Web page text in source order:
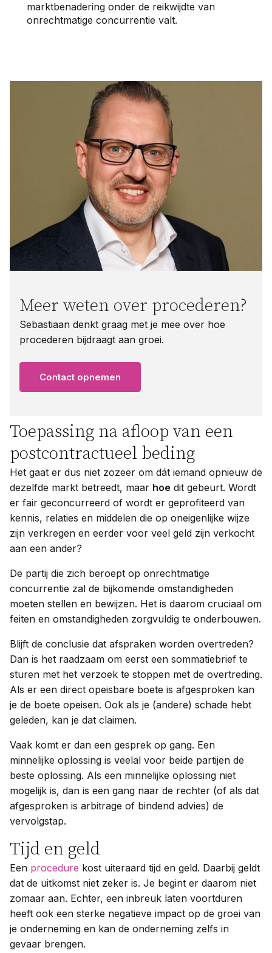
marktbenadering onder de reikwijdte van
onrechtmatige concurrentie valt.
Meer weten over procederen?
Sebastiaan denkt graag met je mee over hoe
procederen bijdraagt aan groei.
Contact opnemen
Toepassing na afloop van een
postcontractueel beding
Het gaat er dus niet zozeer om dát iemand opnieuw de
dezelfde markt betreedt, maar hoe dit gebeurt. Wordt
er fair geconcurreerd of wordt er geprofiteerd van
kennis, relaties en middelen die op oneigenlijke wijze
zijn verkregen en eerder voor veel geld zijn verkocht
aan een ander?
De partij die zich beroept op onrechtmatige
concurrentie zal de bijkomende omstandigheden
moeten stellen en bewijzen. Het is daarom cruciaal om
feiten en omstandigheden zorgvuldig te onderbouwen.
Blijft de conclusie dat afspraken worden overtreden?
Dan is het raadzaam om eerst een sommatiebrief te
sturen met het verzoek te stoppen met de overtreding.
Als er een direct opeisbare boete is afgesproken kan
je de boete opeisen. Ook als je (andere) schade hebt
geleden, kan je dat claimen.
Vaak komt er dan een gesprek op gang. Een
minnelijke oplossing is veelal voor beide partijen de
beste oplossing. Als een minnelijke oplossing niet
mogelijk is, dan is een gang naar de rechter (of als dat
afgesproken is arbitrage of bindend advies) de
vervolgstap.
Tijd en geld
Een procedure kost uiteraard tijd en geld. Daarbij geldt
dat de uitkomst niet zeker is. Je begint er daarom niet
zomaar aan. Echter, een inbreuk laten voortduren
heeft ook een sterke negatieve impact op de groei van
je onderneming en kan de onderneming zelfs in
gevaar brengen.